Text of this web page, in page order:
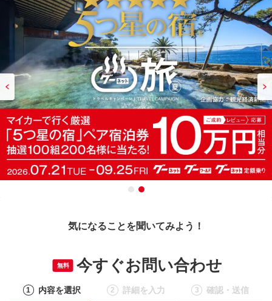
気になることを聞いてみよう！
無料 今すぐお問い合わせ
1 内容を選択 2 詳細を入力 3 確認・送信